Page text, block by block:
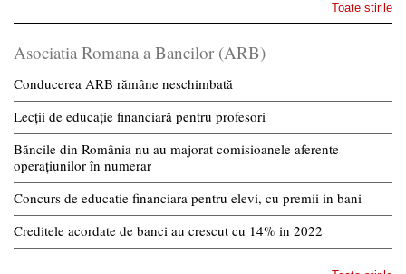
Toate stirile
Asociatia Romana a Bancilor (ARB)
Conducerea ARB rămâne neschimbată
Lecții de educație financiară pentru profesori
Băncile din România nu au majorat comisioanele aferente
operațiunilor în numerar
Concurs de educatie financiara pentru elevi, cu premii in bani
Creditele acordate de banci au crescut cu 14% in 2022